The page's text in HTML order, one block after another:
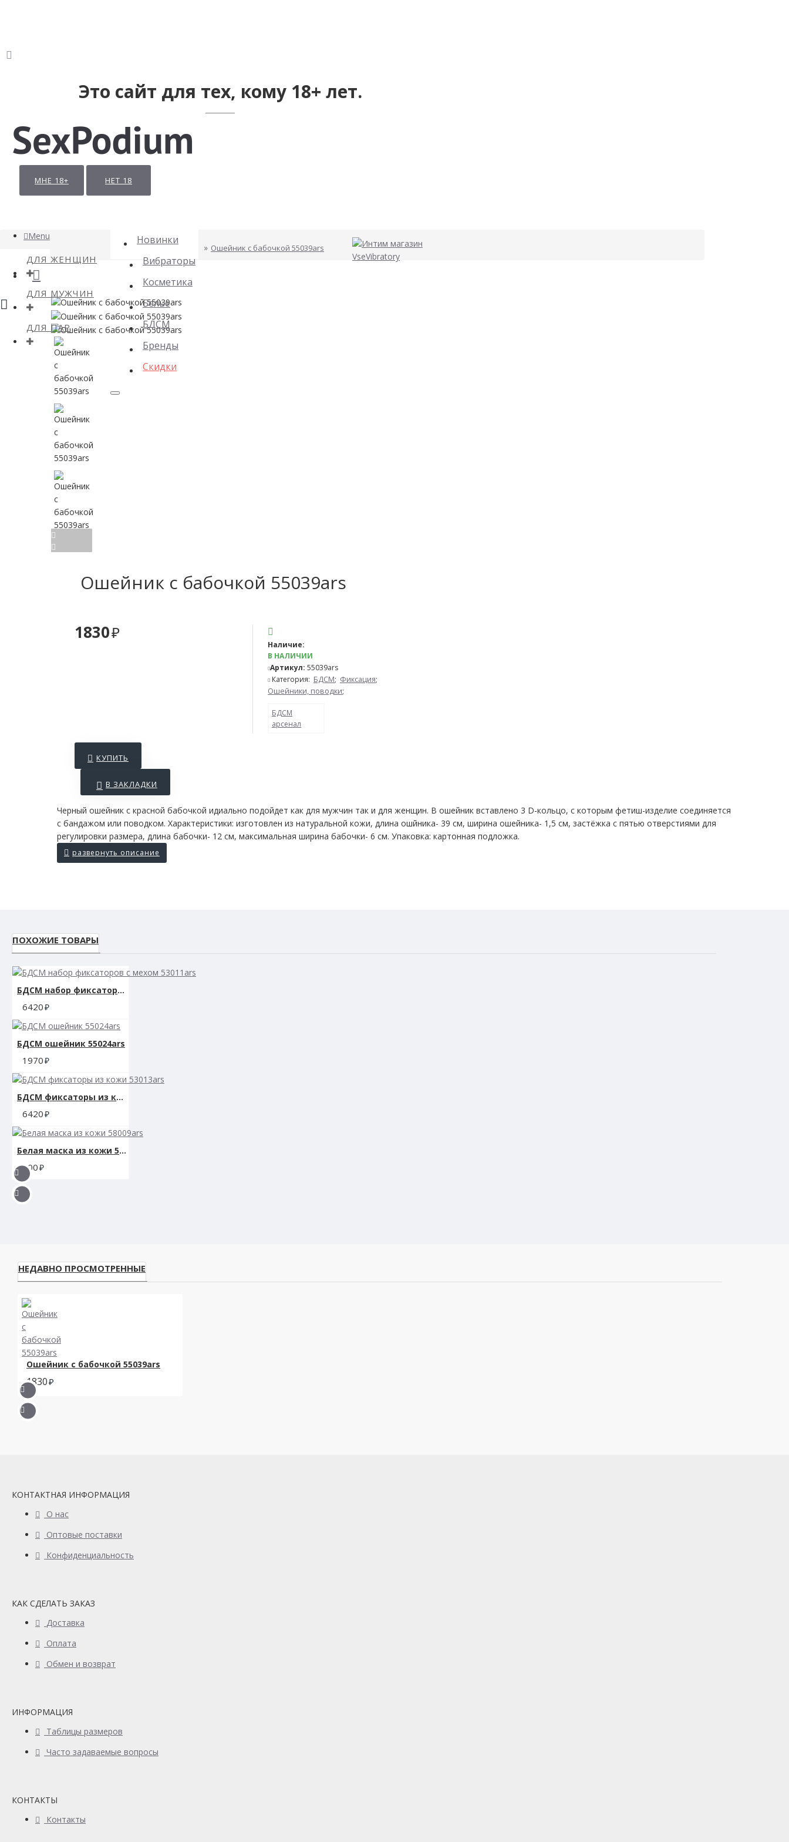
Это сайт для тех, кому 18+ лет.
МНЕ 18+ НЕТ 18
Menu
ДЛЯ ЖЕНЩИН
ДЛЯ МУЖЧИН
ДЛЯ ПАР
Новинки
Вибраторы
Косметика
Белье
БДСМ
Бренды
Скидки
Ошейник с бабочкой 55039ars
Ошейник с бабочкой 55039ars
1830
Наличие:
В НАЛИЧИИ
Артикул: 55039ars
Категория: БДСМ; Фиксация;
Ошейники, поводки;
БДСМ
арсенал
КУПИТЬ
В ЗАКЛАДКИ
Черный ошейник с красной бабочкой идиально подойдет как для мужчин так и для женщин. В ошейник вставлено 3 D-кольцо, с которым фетиш-изделие соединяется
с бандажом или поводком. Характеристики: изготовлен из натуральной кожи, длина ошйника- 39 см, ширина ошейника- 1,5 см, застёжка с пятью отверстиями для
регулировки размера, длина бабочки- 12 см, максимальная ширина бабочки- 6 см. Упаковка: картонная подложка.
ПОХОЖИЕ ТОВАРЫ
БДСМ набор фиксаторов с мехом 53011ars
6420
БДСМ ошейник 55024ars
1970
БДСМ фиксаторы из кожи 53013ars
6420
Белая маска из кожи 58009ars
900
НЕДАВНО ПРОСМОТРЕННЫЕ
Ошейник с бабочкой 55039ars
1830
КОНТАКТНАЯ ИНФОРМАЦИЯ
О нас
Оптовые поставки
Конфиденциальность
КАК СДЕЛАТЬ ЗАКАЗ
Доставка
Оплата
Обмен и возврат
ИНФОРМАЦИЯ
Таблицы размеров
Часто задаваемые вопросы
КОНТАКТЫ
Контакты